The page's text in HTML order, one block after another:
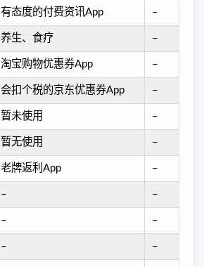
有态度的付费资讯App –
养生、食疗 –
淘宝购物优惠券App –
会扣个税的京东优惠券App –
暂未使用 –
暂无使用 –
老牌返利App –
– –
– –
– –